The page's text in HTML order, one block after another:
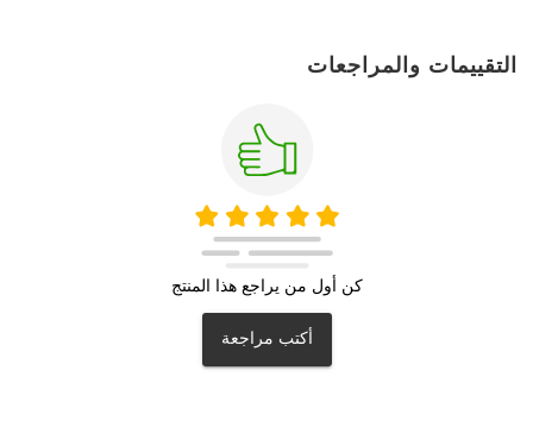
التقييمات والمراجعات
كن أول من يراجع هذا المنتج
أكتب مراجعة